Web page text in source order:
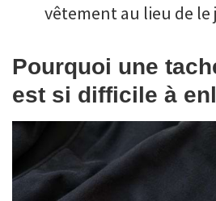
vêtement au lieu de le
Pourquoi une
est si difficile à